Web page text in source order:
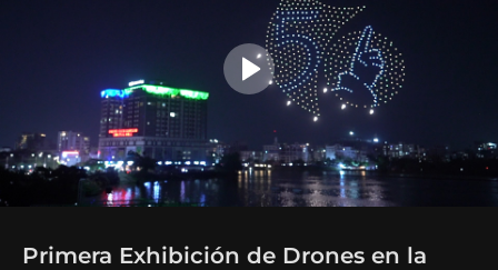
Primera Exhibición de Drones en la